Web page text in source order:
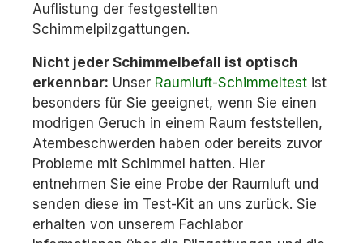
Auflistung der festgestellten
Schimmelpilzgattungen.
Nicht jeder Schimmelbefall ist optisch
erkennbar: Unser Raumluft-Schimmeltest ist
besonders für Sie geeignet, wenn Sie einen
modrigen Geruch in einem Raum feststellen,
Atembeschwerden haben oder bereits zuvor
Probleme mit Schimmel hatten. Hier
entnehmen Sie eine Probe der Raumluft und
senden diese im Test-Kit an uns zurück. Sie
erhalten von unserem Fachlabor